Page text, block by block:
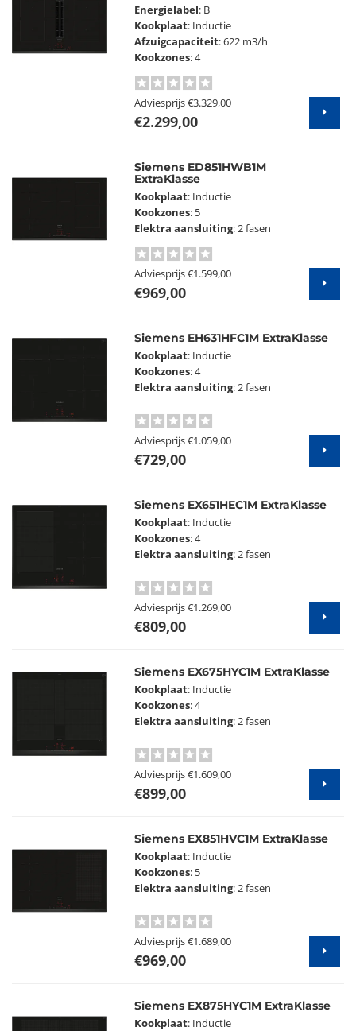
Energielabel: B
Kookplaat: Inductie
Afzuigcapaciteit: 622 m3/h
Kookzones: 4
Adviesprijs€3.329,00
€2.299,00
Siemens ED851HWB1M
ExtraKlasse
Kookplaat: Inductie
Kookzones: 5
Elektra aansluiting: 2 fasen
Adviesprijs€1.599,00
€969,00
Siemens EH631HFC1M ExtraKlasse
Kookplaat: Inductie
Kookzones: 4
Elektra aansluiting: 2 fasen
Adviesprijs€1.059,00
€729,00
Siemens EX651HEC1M ExtraKlasse
Kookplaat: Inductie
Kookzones: 4
Elektra aansluiting: 2 fasen
Adviesprijs€1.269,00
€809,00
Siemens EX675HYC1M ExtraKlasse
Kookplaat: Inductie
Kookzones: 4
Elektra aansluiting: 2 fasen
Adviesprijs€1.609,00
€899,00
Siemens EX851HVC1M ExtraKlasse
Kookplaat: Inductie
Kookzones: 5
Elektra aansluiting: 2 fasen
Adviesprijs€1.689,00
€969,00
Siemens EX875HYC1M ExtraKlasse
Kookplaat: Inductie